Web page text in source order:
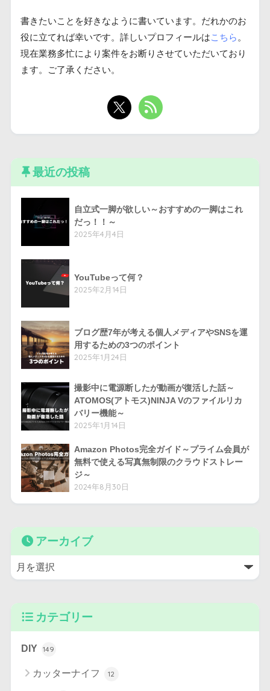
書きたいことを好きなように書いています。だれかのお
役に立てれば幸いです。詳しいプロフィールはこちら 。
現在業務多忙により案件をお断りさせていただいており
ます。ご了承ください。
最近の投稿
自立式一脚が欲しい～おすすめの一脚はこれ
だっ！！～
2025年4月4日
YouTubeって何？
2025年2月14日
ブログ歴7年が考える個人メディアやSNSを運
用するための3つのポイント
2025年1月24日
撮影中に電源断したが動画が復活した話～
ATOMOS(アトモス)NINJA Vのファイルリカ
バリー機能～
2025年1月14日
Amazon Photos完全ガイド～プライム会員が
無料で使える写真無制限のクラウドストレー
ジ～
2024年8月30日
アーカイブ
カテゴリー
DIY 149
カッターナイフ 12